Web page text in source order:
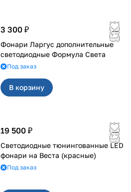
3 300 ₽
Фонари Ларгус дополнительные
светодиодные Формула Света
Под заказ
В корзину
19 500 ₽
Светодиодные тюнингованные LED
фонари на Веста (красные)
Под заказ